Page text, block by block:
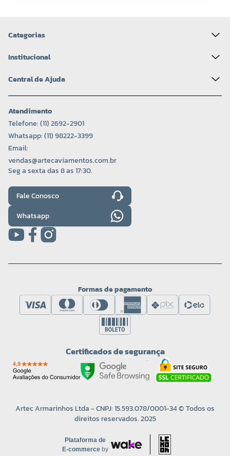
Categorias
Institucional
Central de Ajuda
Atendimento
Telefone: (11) 2692-2901
Whatsapp: (11) 98222-3399
Email:
vendas@artecaviamentos.com.br
Seg a sexta das 8 as 17:30.
Fale Conosco
Whatsapp
Formas de pagamento
Certificados de segurança
Artec Armarinhos Ltda - CNPJ: 15.593.078/0001-34 © Todos os
direitos reservados. 2025
Plataforma de
E-commerce by